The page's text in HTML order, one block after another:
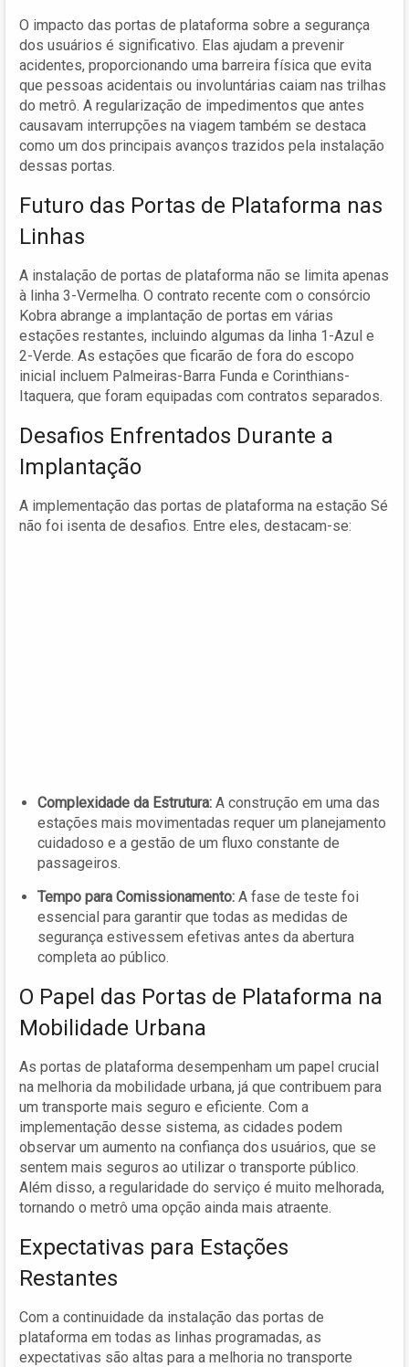
O impacto das portas de plataforma sobre a segurança
dos usuários é significativo. Elas ajudam a prevenir
acidentes, proporcionando uma barreira física que evita
que pessoas acidentais ou involuntárias caiam nas trilhas
do metrô. A regularização de impedimentos que antes
causavam interrupções na viagem também se destaca
como um dos principais avanços trazidos pela instalação
dessas portas.
Futuro das Portas de Plataforma nas
Linhas
A instalação de portas de plataforma não se limita apenas
à linha 3-Vermelha. O contrato recente com o consórcio
Kobra abrange a implantação de portas em várias
estações restantes, incluindo algumas da linha 1-Azul e
2-Verde. As estações que ficarão de fora do escopo
inicial incluem Palmeiras-Barra Funda e Corinthians-
Itaquera, que foram equipadas com contratos separados.
Desafios Enfrentados Durante a
Implantação
A implementação das portas de plataforma na estação Sé
não foi isenta de desafios. Entre eles, destacam-se:
Complexidade da Estrutura: A construção em uma das
estações mais movimentadas requer um planejamento
cuidadoso e a gestão de um fluxo constante de
passageiros.
Tempo para Comissionamento: A fase de teste foi
essencial para garantir que todas as medidas de
segurança estivessem efetivas antes da abertura
completa ao público.
O Papel das Portas de Plataforma na
Mobilidade Urbana
As portas de plataforma desempenham um papel crucial
na melhoria da mobilidade urbana, já que contribuem para
um transporte mais seguro e eficiente. Com a
implementação desse sistema, as cidades podem
observar um aumento na confiança dos usuários, que se
sentem mais seguros ao utilizar o transporte público.
Além disso, a regularidade do serviço é muito melhorada,
tornando o metrô uma opção ainda mais atraente.
Expectativas para Estações
Restantes
Com a continuidade da instalação das portas de
plataforma em todas as linhas programadas, as
expectativas são altas para a melhoria no transporte